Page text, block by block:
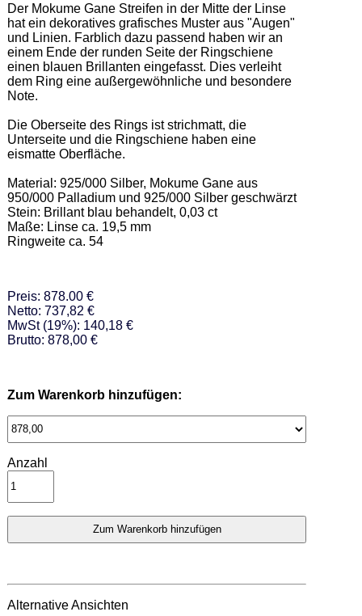
Der Mokume Gane Streifen in der Mitte der Linse
hat ein dekoratives grafisches Muster aus "Augen"
und Linien. Farblich dazu passend haben wir an
einem Ende der runden Seite der Ringschiene
einen blauen Brillanten eingefasst. Dies verleiht
dem Ring eine außergewöhnliche und besondere
Note.
Die Oberseite des Rings ist strichmatt, die
Unterseite und die Ringschiene haben eine
eismatte Oberfläche.
Material: 925/000 Silber, Mokume Gane aus
950/000 Palladium und 925/000 Silber geschwärzt
Stein: Brillant blau behandelt, 0,03 ct
Maße: Linse ca. 19,5 mm
Ringweite ca. 54
Preis: 878.00 €
Netto: 737,82 €
MwSt (19%): 140,18 €
Brutto: 878,00 €
Zum Warenkorb hinzufügen:
Anzahl
Alternative Ansichten